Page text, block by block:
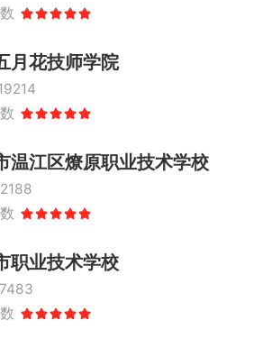
月花技师学院
温江区燎原职业技术学校
职业技术学校